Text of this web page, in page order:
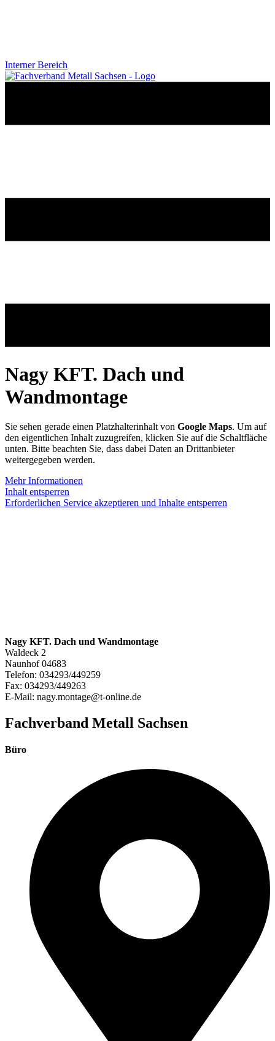
Interner Bereich
Nagy KFT. Dach und
Wandmontage
Sie sehen gerade einen Platzhalterinhalt von Google Maps. Um auf
den eigentlichen Inhalt zuzugreifen, klicken Sie auf die Schaltfläche
unten. Bitte beachten Sie, dass dabei Daten an Drittanbieter
weitergegeben werden.
Mehr Informationen
Inhalt entsperren
Erforderlichen Service akzeptieren und Inhalte entsperren
Nagy KFT. Dach und Wandmontage
Waldeck 2
Naunhof04683
Telefon: 034293/449259
Fax: 034293/449263
E-Mail: nagy.montage@t-online.de
Fachverband Metall Sachsen
Büro